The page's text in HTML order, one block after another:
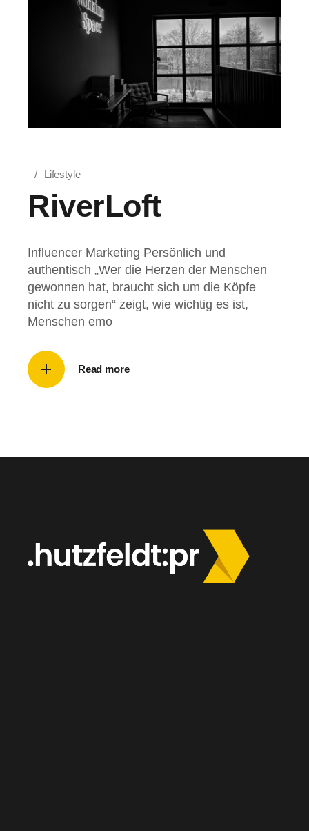
Lifestyle
RiverLoft
Influencer Marketing Persönlich und
authentisch „Wer die Herzen der Menschen
gewonnen hat, braucht sich um die Köpfe
nicht zu sorgen“ zeigt, wie wichtig es ist,
Menschen emo
Read more